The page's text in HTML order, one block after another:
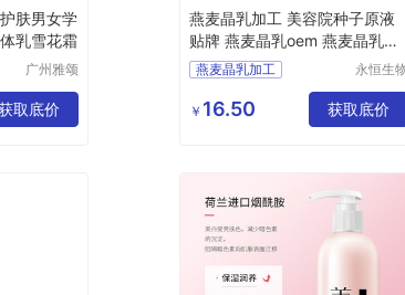
肤男女学
乳雪花霜
广州雅颂
造有限公
司
取底价
燕麦晶乳加工 美容院种子原液
贴牌 燕麦晶乳oem 燕麦晶乳生
产厂家
燕麦晶乳加工
美容院种子原液贴牌
燕麦晶乳oem
永恒生
（广州
有限公
￥ 16.50 获取底价